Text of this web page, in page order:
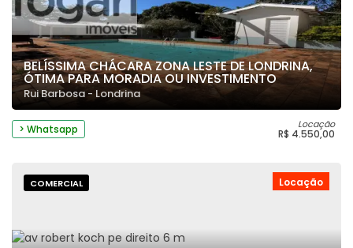
BELÍSSIMA CHÁCARA ZONA LESTE DE LONDRINA,
ÓTIMA PARA MORADIA OU INVESTIMENTO
Rui Barbosa - Londrina
> Whatsapp Locação
R$ 4.550,00
Locação
COMERCIAL